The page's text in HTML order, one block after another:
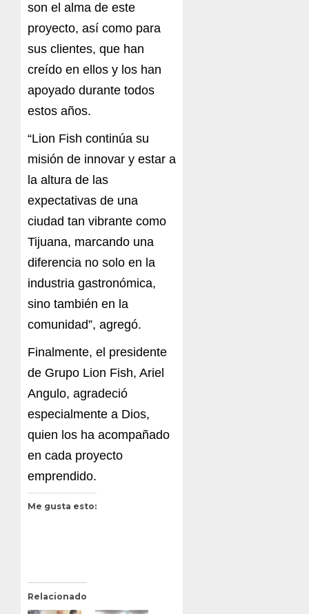
son el alma de este
proyecto, así como para
sus clientes, que han
creído en ellos y los han
apoyado durante todos
estos años.
“Lion Fish continúa su
misión de innovar y estar a
la altura de las
expectativas de una
ciudad tan vibrante como
Tijuana, marcando una
diferencia no solo en la
industria gastronómica,
sino también en la
comunidad”, agregó.
Finalmente, el presidente
de Grupo Lion Fish, Ariel
Angulo, agradeció
especialmente a Dios,
quien los ha acompañado
en cada proyecto
emprendido.
Me gusta esto:
Relacionado